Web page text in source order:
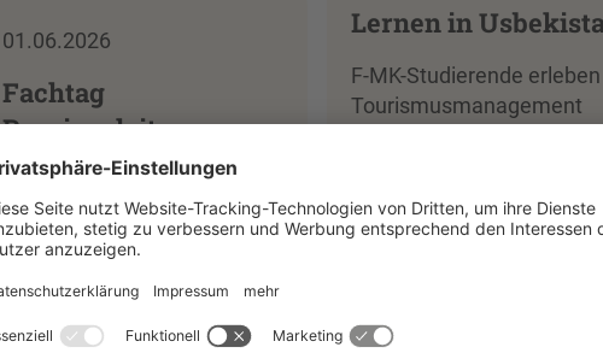
Lernen in
F-MK-Studierende erleben
Tourismusmanagement
01.06.2026
Fachtag
Praxisanleitung zum
dritten Mal an der
HSZG
Weiterlesen